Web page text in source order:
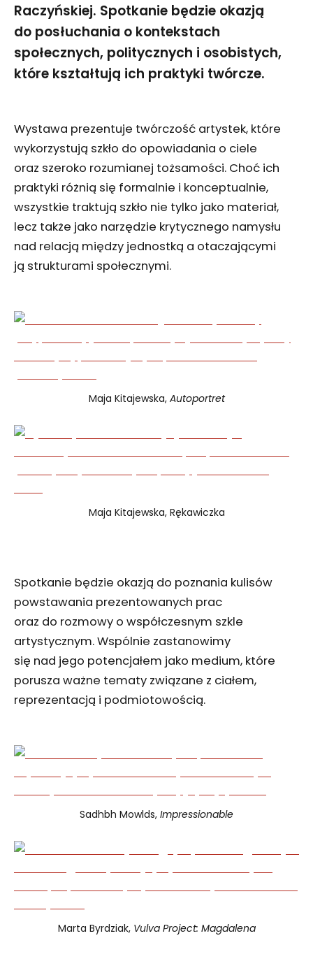
Raczyńskiej. Spotkanie będzie okazją
do posłuchania o kontekstach
społecznych, politycznych i osobistych,
które kształtują ich praktyki twórcze.
Wystawa prezentuje twórczość artystek, które
wykorzystują szkło do opowiadania o ciele
oraz szeroko rozumianej tożsamości. Choć ich
praktyki różnią się formalnie i konceptualnie,
wszystkie traktują szkło nie tylko jako materiał,
lecz także jako narzędzie krytycznego namysłu
nad relacją między jednostką a otaczającymi
ją strukturami społecznymi.
Maja Kitajewska, Autoportret
Maja Kitajewska, Rękawiczka
Spotkanie będzie okazją do poznania kulisów
powstawania prezentowanych prac
oraz do rozmowy o współczesnym szkle
artystycznym. Wspólnie zastanowimy
się nad jego potencjałem jako medium, które
porusza ważne tematy związane z ciałem,
reprezentacją i podmiotowością.
Sadhbh Mowlds, Impressionable
Marta Byrdziak, Vulva Project: Magdalena